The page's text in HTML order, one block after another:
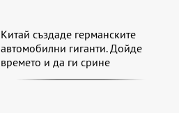
Китай създаде германските
автомобилни гиганти. Дойде
времето и да ги срине